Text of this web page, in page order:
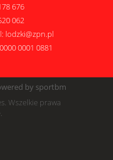
676
062
lodzki@zpn.pl
0001 0881
by sportbm
Wszelkie prawa